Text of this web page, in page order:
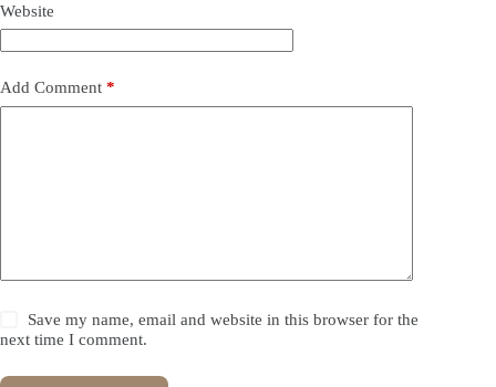
Website
Add Comment *
Save my name, email and website in this browser for the
next time I comment.